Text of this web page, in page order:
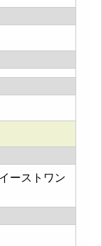
ーストワン